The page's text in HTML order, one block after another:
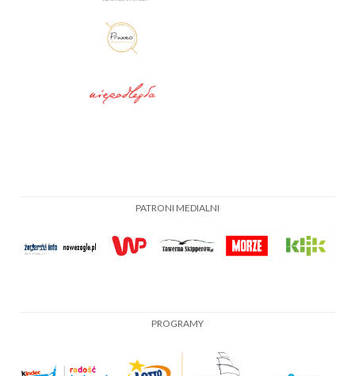
PATRONI MEDIALNI
PROGRAMY